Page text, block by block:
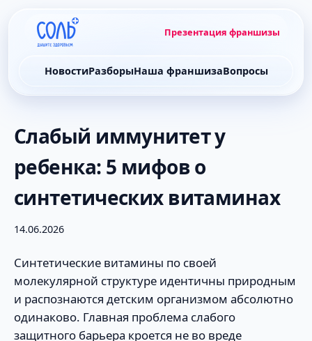
НовостиРазборыНаша франшизаВопросы
Презентация франшизы
Слабый иммунитет у
ребенка: 5 мифов о
синтетических витаминах
14.06.2026
Синтетические витамины по своей
молекулярной структуре идентичны природным
и распознаются детским организмом абсолютно
одинаково. Главная проблема слабого
защитного барьера кроется не во вреде